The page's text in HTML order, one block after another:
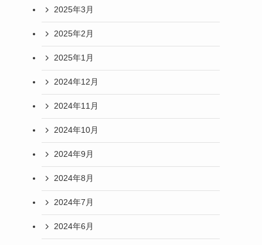
2025年3月
2025年2月
2025年1月
2024年12月
2024年11月
2024年10月
2024年9月
2024年8月
2024年7月
2024年6月